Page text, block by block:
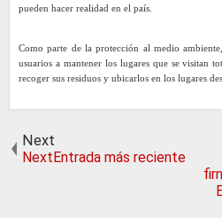
pueden hacer realidad en el país.
Como parte de la protección al medio
usuarios a mantener los lugares que se visitan
recoger sus residuos y ubicarlos en los lugares
Next
NextEntrada más reciente